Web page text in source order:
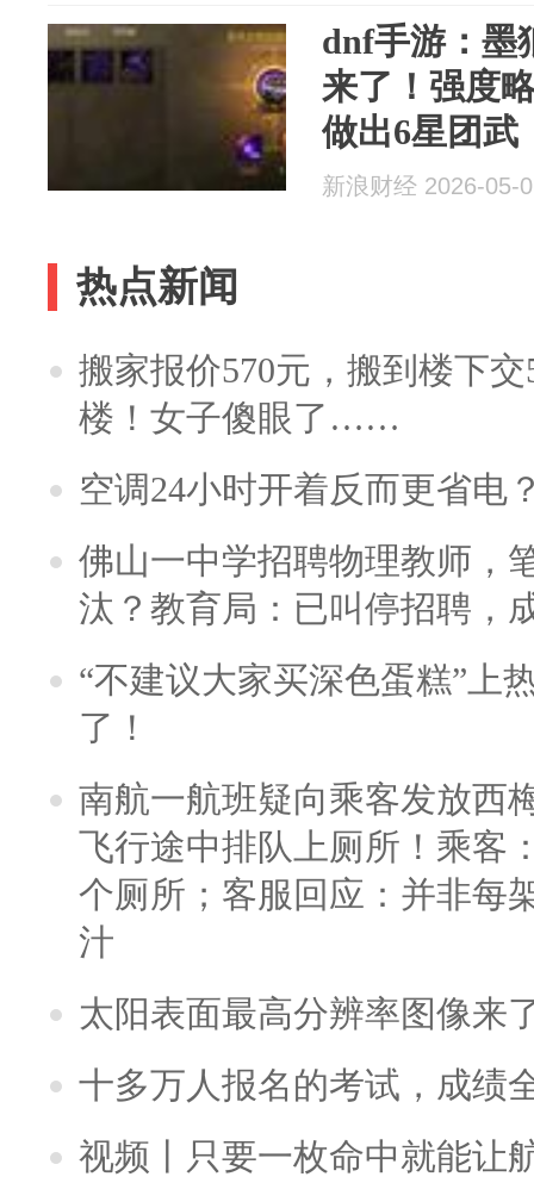
dnf手游：墨
来了！强度
做出6星团武
器贴膜！...
新浪财经 2026-05-
热点新闻
搬家报价570元，搬到楼下
楼！女子傻眼了……
空调24小时开着反而更省电
佛山一中学招聘物理教师，
汰？教育局：已叫停招聘，
“不建议大家买深色蛋糕”上
了！
南航一航班疑向乘客发放西
飞行途中排队上厕所！乘客
个厕所；客服回应：并非每
汁
太阳表面最高分辨率图像来
十多万人报名的考试，成绩
视频丨只要一枚命中就能让